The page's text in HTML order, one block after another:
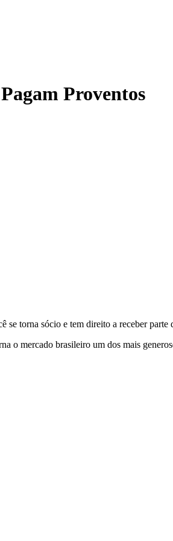
Proventos
torna sócio e tem direito a receber parte
o mercado brasileiro um dos mais